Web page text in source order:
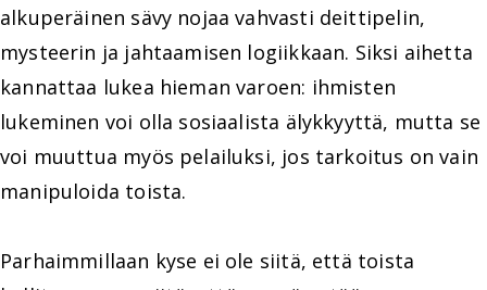
alkuperäinen sävy nojaa vahvasti deittipelin,
mysteerin ja jahtaamisen logiikkaan. Siksi aihetta
kannattaa lukea hieman varoen: ihmisten
lukeminen voi olla sosiaalista älykkyyttä, mutta se
voi muuttua myös pelailuksi, jos tarkoitus on vain
manipuloida toista.
Parhaimmillaan kyse ei ole siitä, että toista